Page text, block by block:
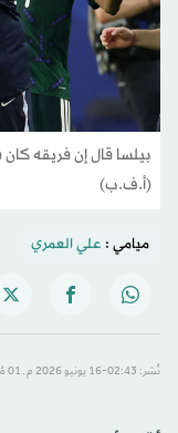
(أ.ف.ب)
ميامي : علي العمري
نُشر: 02:43-16 يونيو 2026 م ـ 01 مُحرَّم 1448 هـ